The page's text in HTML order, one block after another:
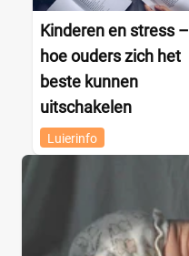
Geslacht
Jongen
Jongen en meisje
Meisje
Winkel
Drogist
Kinderen en stress –
hoe ouders zich het
beste kunnen
uitschakelen
Luierinfo